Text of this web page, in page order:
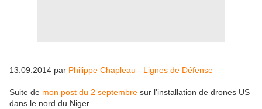
13.09.2014 par Philippe Chapleau - Lignes de Défense
Suite de mon post du 2 septembre sur l'installation de drones US
dans le nord du Niger.